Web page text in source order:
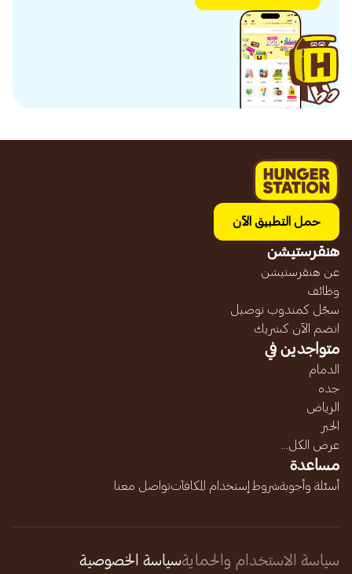
حمل التطبيق الآن
هنقرستيشن
عن هنقرستيشن
وظائف
سجّل كمندوب توصيل
انضم الآن كشريك
متواجدين في
الدمام
جده
الرياض
الخبر
عرض الكل...
مساعدة
أسئلة وأجوبةشروط إستخدام المكافآتتواصل معنا
سياسة الاستخدام والحمايةسياسة الخصوصية